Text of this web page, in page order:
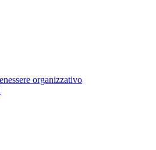
organizzativo